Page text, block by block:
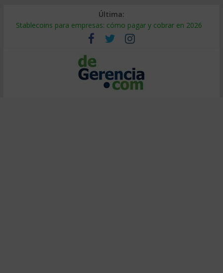
Última:
Stablecoins para empresas: cómo pagar y cobrar en 2026
Despido silencioso: qué es y por qué sale tan caro
IA en selección de personal: cómo auditarla a tiempo
Trabajo forzoso en la cadena de suministro: qué hacer
Mercado hispano de EE. UU.: cómo segmentarlo y venderle